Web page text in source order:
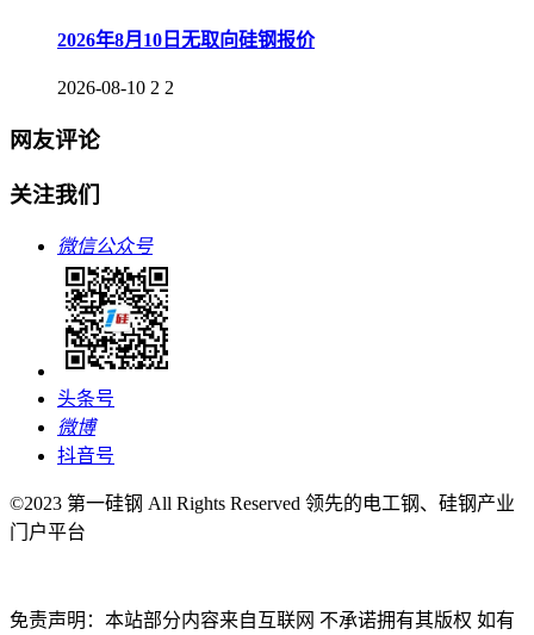
2026年8月10日无取向硅钢报价
2026-08-10 2 2
网友评论
关注我们
微信公众号
头条号
微博
抖音号
©2023 第一硅钢 All Rights Reserved 领先的电工钢、硅钢产业
门户平台
免责声明：本站部分内容来自互联网 不承诺拥有其版权 如有